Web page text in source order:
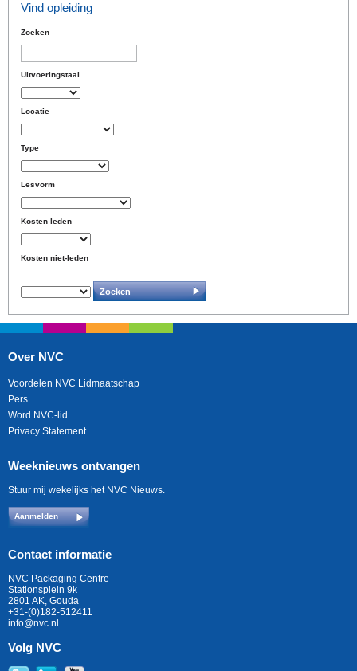
Vind opleiding
Zoeken
Uitvoeringstaal
Locatie
Type
Lesvorm
Kosten leden
Kosten niet-leden
Over NVC
Voordelen NVC Lidmaatschap
Pers
Word NVC-lid
Privacy Statement
Weeknieuws ontvangen
Stuur mij wekelijks het NVC Nieuws.
Aanmelden
Contact informatie
NVC Packaging Centre
Stationsplein 9k
2801 AK, Gouda
+31-(0)182-512411
info@nvc.nl
Volg NVC